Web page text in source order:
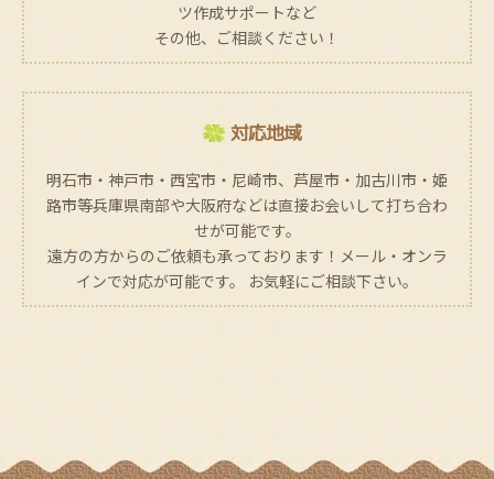
ツ作成サポートなど
その他、ご相談ください！
対応地域
明石市・神戸市・西宮市・尼崎市、芦屋市・加古川市・姫
路市等兵庫県南部や大阪府などは直接お会いして打ち合わ
せが可能です。
遠方の方からのご依頼も承っております！メール・オンラ
インで対応が可能です。 お気軽にご相談下さい。